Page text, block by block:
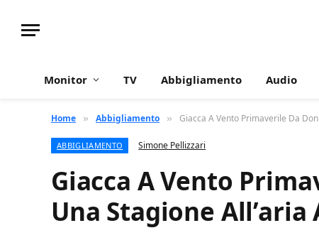
Monitor TV Abbigliamento Audio
Home » Abbigliamento » Giacca A Vento Primaverile Da
ABBIGLIAMENTO Simone Pellizzari
Giacca A Vento
Una Stagione